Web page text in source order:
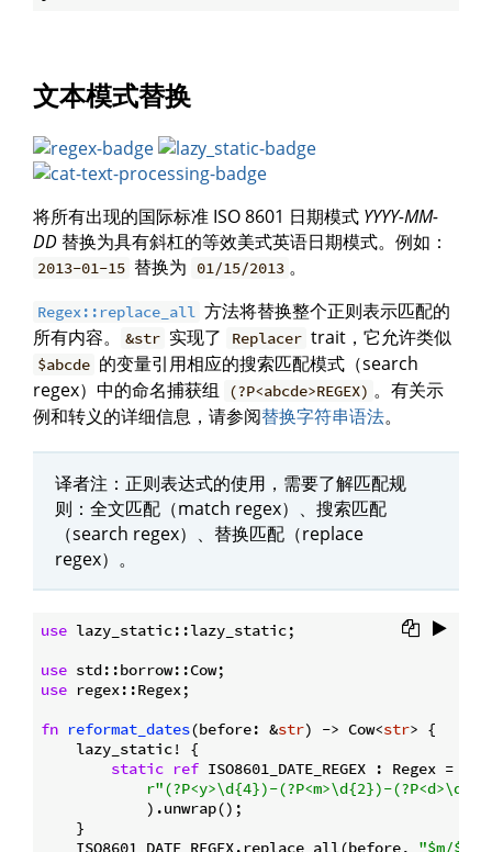
文本模式替换
将所有出现的国际标准 ISO 8601 日期模式 YYYY-MM-
DD 替换为具有斜杠的等效美式英语日期模式。例如：
2013-01-15 替换为 01/15/2013 。
Regex::replace_all 方法将替换整个正则表示匹配的
所有内容。
&str 实现了 Replacer trait，它允许类似
$abcde 的变量引用相应的搜索匹配模式（search
regex）中的命名捕获组
(?P<abcde>REGEX) 。有关示
例和转义的详细信息，请参阅替换字符串语法。
译者注：正则表达式的使用，需要了解匹配规
则：全文匹配（match regex）、搜索匹配
（search regex）、替换匹配（replace
regex）。
use lazy_static::lazy_static;
use
use regex::Regex;
fn reformat_dates(before: &str) -> Cow<str> {
    lazy_static! {
static ref ISO8601_DATE_REGEX : Regex =
r"(?P<y>\d{4})-(?P<m>\d{2})-
            ).unwrap();
    }
    ISO8601_DATE_REGEX.replace_all(before,
"$m/$d/